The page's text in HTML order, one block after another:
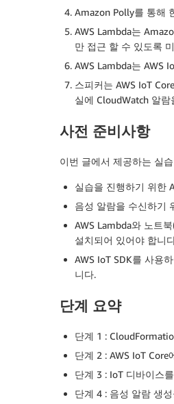
Amazon Polly를 통해
AWS Lambda는
만 접근 할 수 있도록
AWS Lambda는 AWS
스피커는 AWS IoT
실에 CloudWatch 알
사전 준비사항
이번 글에서 제공하는 실
실습을 진행하기 위한
음성 알람을 수신하기
AWS Lambda와 노트
설치되어 있어야 합니
AWS IoT SDK를 사용
니다.
단계 요약
단계 1 :
단계 2 : AWS IoT Core
단계 3 : IoT 디바이스
단계 4 : 음성 알람 생